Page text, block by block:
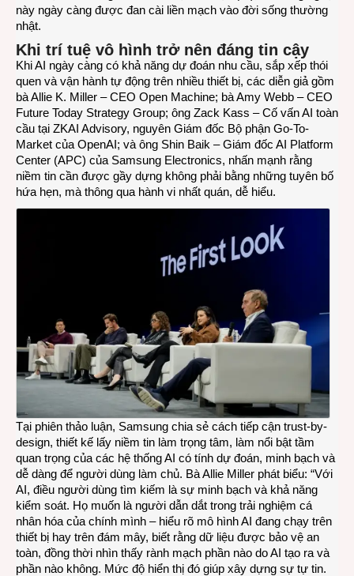
này ngày càng được đan cài liền mạch vào đời sống thường
nhật.
Khi trí tuệ vô hình trở nên đáng tin cậy
Khi AI ngày càng có khả năng dự đoán nhu cầu, sắp xếp thói
quen và vận hành tự động trên nhiều thiết bị, các diễn giả gồm
bà Allie K. Miller – CEO Open Machine; bà Amy Webb – CEO
Future Today Strategy Group; ông Zack Kass – Cố vấn AI toàn
cầu tại ZKAI Advisory, nguyên Giám đốc Bộ phận Go-To-
Market của OpenAI; và ông Shin Baik – Giám đốc AI Platform
Center (APC) của Samsung Electronics, nhấn mạnh rằng
niềm tin cần được gầy dựng không phải bằng những tuyên bố
hứa hẹn, mà thông qua hành vi nhất quán, dễ hiểu.
Tại phiên thảo luận, Samsung chia sẻ cách tiếp cận trust-by-
design, thiết kế lấy niềm tin làm trọng tâm, làm nổi bật tầm
quan trọng của các hệ thống AI có tính dự đoán, minh bạch và
dễ dàng để người dùng làm chủ. Bà Allie Miller phát biểu: “Với
AI, điều người dùng tìm kiếm là sự minh bạch và khả năng
kiểm soát. Họ muốn là người dẫn dắt trong trải nghiệm cá
nhân hóa của chính mình – hiểu rõ mô hình AI đang chạy trên
thiết bị hay trên đám mây, biết rằng dữ liệu được bảo vệ an
toàn, đồng thời nhìn thấy rành mạch phần nào do AI tạo ra và
phần nào không. Mức độ hiển thị đó giúp xây dựng sự tự tin.